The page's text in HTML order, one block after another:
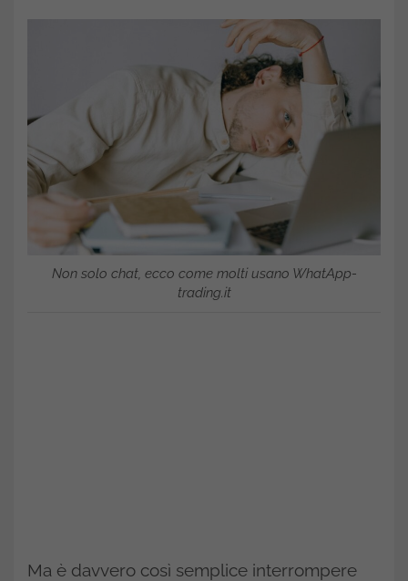
Non solo chat, ecco come molti usano WhatApp-
trading.it
Ma è davvero così semplice interrompere